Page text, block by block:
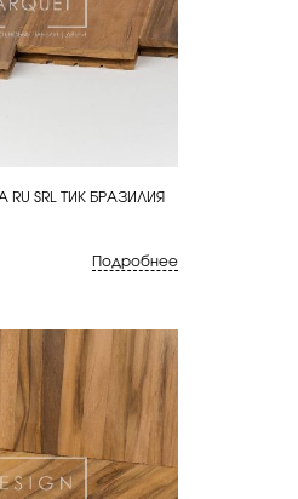
SRL ТИК БРАЗИЛИЯ
Подробнее